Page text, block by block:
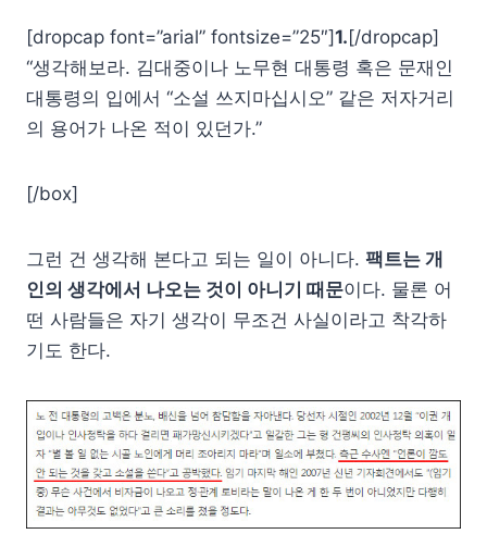
[dropcap font=”arial” fontsize=”25″]1. [/dropcap]
“생각해보라. 김대중이나 노무현 대통령 혹은 문재인
대통령의 입에서 “소설 쓰지마십시오” 같은 저자거리
의 용어가 나온 적이 있던가.”
[/box]
그런 건 생각해 본다고 되는 일이 아니다. 팩트는 개
인의 생각에서 나오는 것이 아니기 때문이다. 물론 어
떤 사람들은 자기 생각이 무조건 사실이라고 착각하
기도 한다.